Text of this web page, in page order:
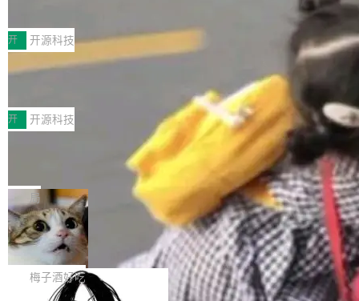
MPComm将作为一种传输引擎接入Mooncake T
ENT，实现零拷贝传输性能提升30%、非零拷贝
传输性能最高提升5倍。UCL-MPComm底层基
于自研UCL-Engine通信引擎，后续腾讯网平将
持续开源更多基于UCL-Engine的高性能通信组
件。 腾讯网平团队在UCL-MPComm中实现了一
个独立于业务线程的全局通信引擎（Engine），
型案例入选名单》，深信服“面向企业研发场景的
开源 AI 编程平台 CoStrict 应用”凭借卓越的技术
创新与落地成效成功入选。 全链路私有化部署，
助力企业AI研发安全落地 当前，越来越多企业已
经开始引入 AI Coding 工具，通过调用公有云模
型或企业内部部署模型提升研发效率。但随着 AI
Coding 从个人辅助工具逐步走向团队级、组织
级应用，企业在规模化落地过程中，对安全性、
可控性和代码质量提出了更高要求。 首先是数据
安全与合规要求。对于大多数普通研发场景，公
有云模型能够满足快速试用和效率提升的需求。
但对于金融、能源、医疗等对数据安全要求较...
开 开源科技
深信服AI算力网关入选工信部人工智能
前不久，工业和信息化部正式发布《2025年人工
智能应用典型案例名单》，集中展示人工智能在
各领域的应用成果，覆盖技术底座、行业赋能、
产品应用、支撑保障、专题等五大方向。深信服
AI算力网关（AI创新平台）成功入选！ 随着各行
各业的Agent走向规模化建设，算力构成形态逐
渐丰富，用户关注的重点也在发生变化：不只是
让AI用起来，还要进一步看清混合算力时代下，
Token花在哪里、算力是否被充分利用，以及持
续增长的AI成本该如何优化。 深信服AI算力网关
正是围绕这些实际问题，从Token治理和成本治
开 开源科技
Jeff Dean 离开 Google：一个时代的结
束，一个实验室的开始
Google 员工编号 20。MapReduce 作者之一。
Bigtable 作者之一。TensorFlow 的作者之一。
Gemini 的架构师。Google 首席科学家。 Jeff D
ean 在 Google 工作了 27 年后，宣布离职。 他
不是一个人走。一同离开的还有 Sanjay Ghema
wat（Google 员工编号 23，Jeff Dean 二十多
年的编程搭档，MapReduce 和 Bigtable 的共同
局
🔥 SolonCode v2026.8.4 发布：界面
字体可调、22 种语言、记忆搜索增强
打开终端就能上岗的全中文编码智能体，这一轮
把「看得清、用母语、记得住」三件事一次补
齐。 SolonCode 是什么 SolonCode 是杭州无
梅子酒好吃